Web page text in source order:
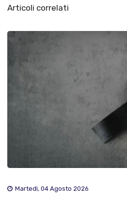
Articoli correlati
Martedì, 04 Agosto 2026